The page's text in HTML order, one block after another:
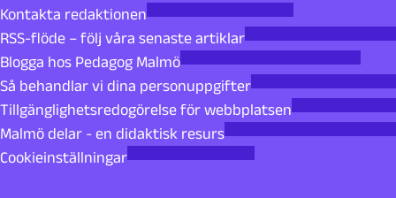
Kontakta redaktionen
RSS-flöde – följ våra senaste artiklar
Blogga hos Pedagog Malmö
Så behandlar vi dina personuppgifter
Tillgänglighetsredogörelse för webbplatsen
Malmö delar - en didaktisk resurs
Cookieinställningar